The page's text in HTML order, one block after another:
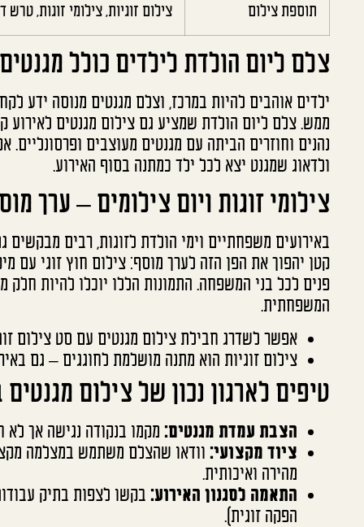
תוספת צילום צילום זוגיות, צילומי זוגות,
צלם ליום הולדת לילדים כולל
ילדים אוהבים להיות במרכז, וצלם מגנטים מנוסה ידע
ממש. צלם ליום הולדת שמציע גם צילום מגנטים
נהנים וחוזרים הביתה עם מגנטים מעוצבים
ולדאוג שמגנט יצא לכל ילד כמתנה בסוף האירוע.
צילומי זוגות ויום צילומים – ערך
באירועים משפחתיים וימי הולדת לזוגות, רבים מבקשים
קטן יהפוך את הפן הזה לערך מוסף: צילום חוץ זוגי עם
פנים לכל בני המשפחה. התמונות הללו יוכלו להיות
המשפחתית.
אפשר לשדרג חבילת צילום מגנטים עם סט צילום
צילום זוגיות הוא מתנה מושלמת לחוגגים – גם
טיפים לארגון נכון של צילום מגנטים
הצבת עמדת מגנטים: מקמו בנקודה נגישה אך לא
ציוד מקצועי: וודאו שהצלם משתמש במצלמה
מהירה ואיכותית.
התאמה לסגנון האירוע: בקשו לצפות בתיק
הפקה זוגית).